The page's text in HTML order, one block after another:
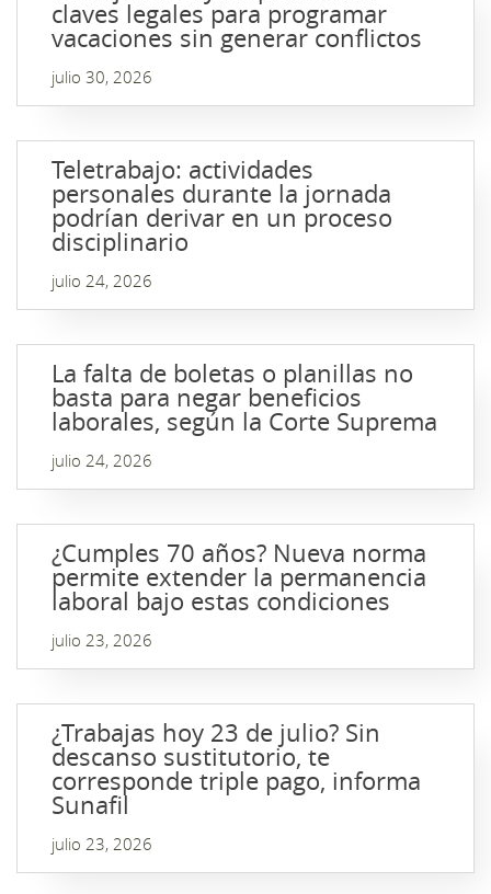
claves legales para programar
vacaciones sin generar conflictos
julio 30, 2026
Teletrabajo: actividades
personales durante la jornada
podrían derivar en un proceso
disciplinario
julio 24, 2026
La falta de boletas o planillas no
basta para negar beneficios
laborales, según la Corte Suprema
julio 24, 2026
¿Cumples 70 años? Nueva norma
permite extender la permanencia
laboral bajo estas condiciones
julio 23, 2026
¿Trabajas hoy 23 de julio? Sin
descanso sustitutorio, te
corresponde triple pago, informa
Sunafil
julio 23, 2026